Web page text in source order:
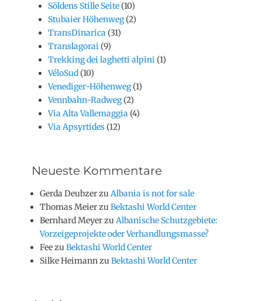
Söldens Stille Seite (10)
Stubaier Höhenweg(2)
TransDinarica (31)
Translagorai (9)
Trekking dei laghetti alpini (1)
VéloSud (10)
Venediger-Höhenweg(1)
Vennbahn-Radweg(2)
Via Alta Vallemaggia (4)
Via Apsyrtides (12)
Neueste Kommentare
Gerda DeubzerzuAlbania is not for sale
Thomas MeierzuBektashi World Center
Bernhard MeyerzuAlbanische Schutzgebiete:
Vorzeigeprojekte oder Verhandlungsmasse?
FeezuBektashi World Center
Silke HeimannzuBektashi World Center